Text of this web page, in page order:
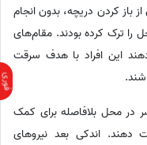
باز کردن دریچه، بدون انجام
را ترک کرده بودند. مقام‌های
این افراد با هدف سرقت
در محل بلافاصله برای کمک
دهند. اندکی بعد نیروهای